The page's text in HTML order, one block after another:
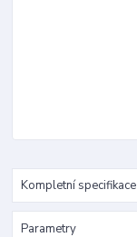
Kompletní specifikace
Parametry